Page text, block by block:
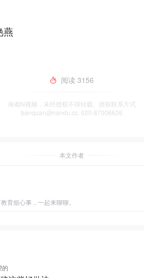
燕
阅读 3156
南都N视频，未经授权不得转载、授权联系方式
banquan@nandu.cc. 020-87006626
本文作者
育烦心事，一起来聊聊。
的